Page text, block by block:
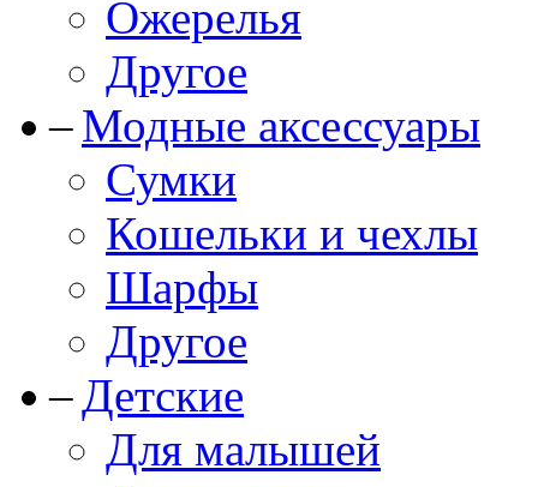
Ожерелья
Другое
Модные аксессуары
Сумки
Кошельки и чехлы
Шарфы
Другое
Детские
Для малышей